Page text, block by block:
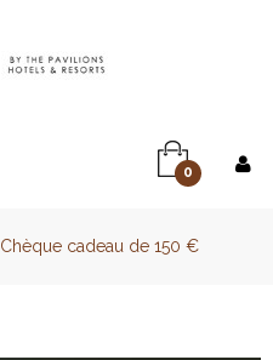
0
Chèque cadeau de 150 €